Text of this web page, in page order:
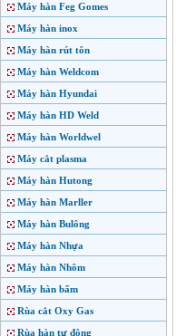
Máy hàn Feg Gomes
Máy hàn inox
Máy hàn rút tôn
Máy hàn Weldcom
Máy hàn Hyundai
Máy hàn HD Weld
Máy hàn Worldwel
Máy cắt plasma
Máy hàn Hutong
Máy hàn Marller
Máy hàn Bulông
Máy hàn Nhựa
Máy hàn Nhôm
Máy hàn bấm
Rùa cắt Oxy Gas
Rùa hàn tự động